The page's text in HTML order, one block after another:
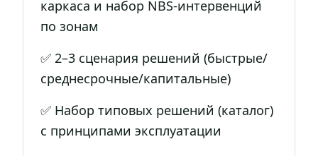
каркаса и набор NBS-интервенций
по зонам
✅ 2–3 сценария решений (быстрые/
среднесрочные/капитальные)
✅ Набор типовых решений (каталог)
с принципами эксплуатации